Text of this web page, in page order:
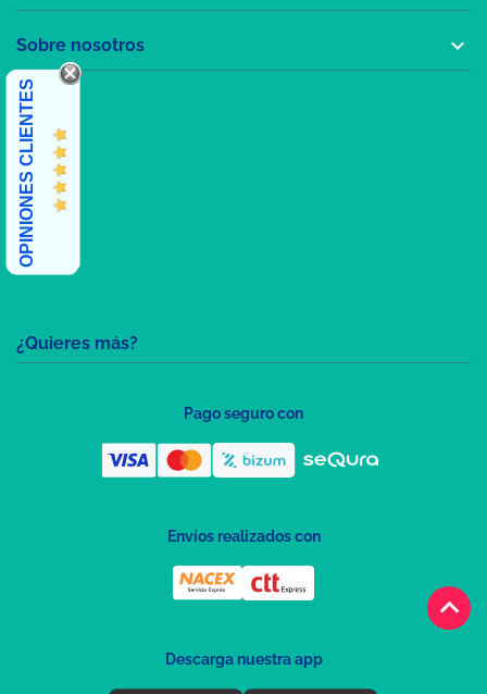
keyboard_arrow_up
¿Quieres más?
Sobre nosotros 
OPINIONES CLIENTES
Pago seguro con
Envíos realizados con
Descarga nuestra app